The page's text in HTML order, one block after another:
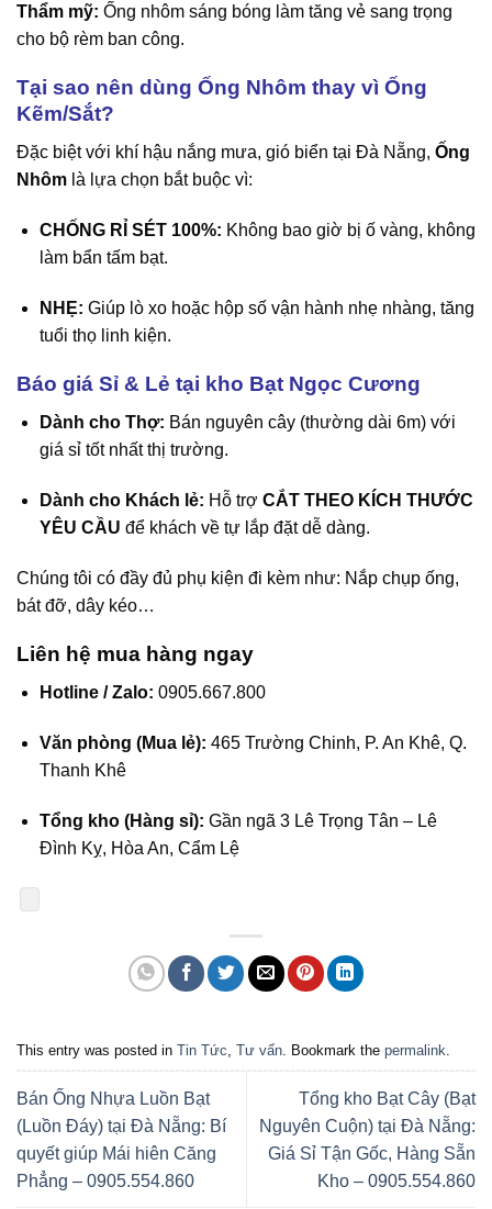
Thẩm mỹ: Ống nhôm sáng bóng làm tăng vẻ sang trọng
cho bộ rèm ban công.
Tại sao nên dùng Ống Nhôm thay vì Ống
Kẽm/Sắt?
Đặc biệt với khí hậu nắng mưa, gió biển tại Đà Nẵng, Ống
Nhôm là lựa chọn bắt buộc vì:
CHỐNG RỈ SÉT 100%: Không bao giờ bị ố vàng, không
làm bẩn tấm bạt.
NHẸ: Giúp lò xo hoặc hộp số vận hành nhẹ nhàng, tăng
tuổi thọ linh kiện.
Báo giá Sỉ & Lẻ tại kho Bạt Ngọc Cương
Dành cho Thợ: Bán nguyên cây (thường dài 6m) với
giá sỉ tốt nhất thị trường.
Dành cho Khách lẻ: Hỗ trợ CẮT THEO KÍCH THƯỚC
YÊU CẦU để khách về tự lắp đặt dễ dàng.
Chúng tôi có đầy đủ phụ kiện đi kèm như: Nắp chụp ống,
bát đỡ, dây kéo…
Liên hệ mua hàng ngay
Hotline / Zalo: 0905.667.800
Văn phòng (Mua lẻ): 465 Trường Chinh, P. An Khê, Q.
Thanh Khê
Tổng kho (Hàng sỉ): Gần ngã 3 Lê Trọng Tân – Lê
Đình Kỵ, Hòa An, Cẩm Lệ
This entry was posted in Tin Tức Tư vấn . Bookmark the permalink
Bán Ống Nhựa Luồn Bạt
(Luồn Đáy) tại Đà Nẵng: Bí
quyết giúp Mái hiên Căng
Phẳng – 0905.554.860
Tổng kho Bạt Cây (Bạt
Nguyên Cuộn) tại Đà Nẵng:
Giá Sỉ Tận Gốc, Hàng Sẵn
Kho – 0905.554.860